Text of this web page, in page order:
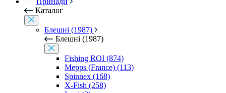
Каталог
Блешні (1987)
Блешні (1987)
Fishing ROI (874)
Mepps (France) (113)
Spinnex (168)
X-Fish (258)